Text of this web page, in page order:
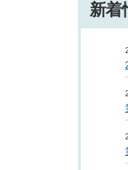
新着